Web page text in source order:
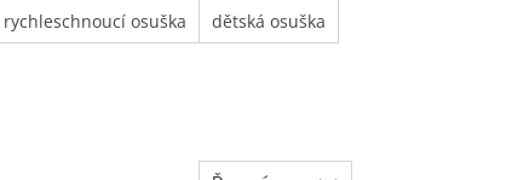
rychleschnoucí osuška
dětská osuška